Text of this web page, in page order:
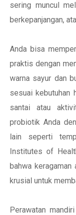
sering muncul
berkepanjangan,
Anda bisa
praktis dengan
warna sayur dan
sesuai kebutuhan
santai atau
probiotik Anda
lain seperti
Institutes of
bahwa keragaman
krusial untuk
Perawatan